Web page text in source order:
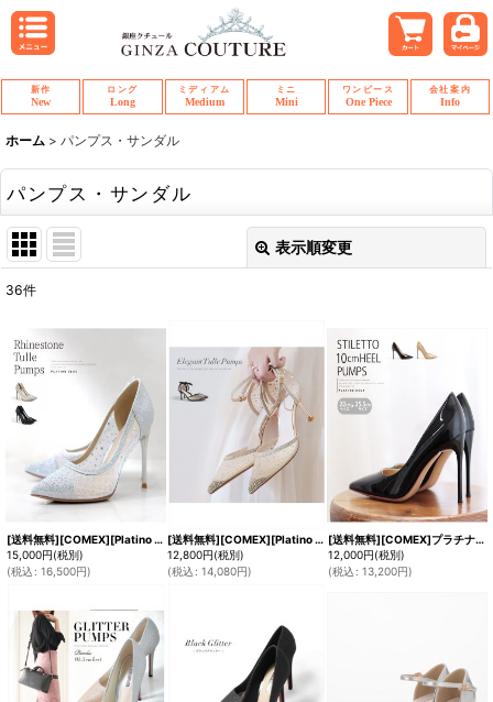
新作
New
ロング
Long
ミディアム
Medium
ミニ
Mini
ワンピース
One Piece
会社案内
Info
ホーム > パンプス・サンダル
パンプス・サンダル
表示順変更
並び順:
絞り込む
36件
[送料無料][COMEX][Platino deux]プラチナドゥ・ゴールド・ブラック・シルバー・チュール・ラメ・ラインストーン・ポインテッドトゥ・10cm・パンプス[即日発送]
15,000円(税別)
(税込: 16,500円)
[送料無料][COMEX][Platino deux]プラチナドゥ・ゴールド・ブラック・シルバー・チュール・ラメ・ラインストーン・ポインテッドトゥ・アンクルストラップ・8cm・パンプス[即日発送]
12,800円(税別)
(税込: 14,080円)
[送料無料][COMEX]プラチナドゥ・ピンクベージュ・ブラック・エナメル・25.5cmまで・ピンヒール・ポインテッドトゥ・10cmヒール・パンプス[即日発送][大きいサイズあり]
12,000円(税別)
(税込: 13,200円)